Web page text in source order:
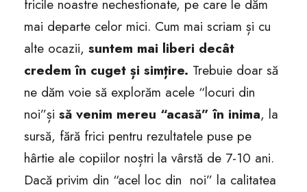
fricile noastre nechestionate, pe care le dăm
mai departe celor mici. Cum mai scriam și cu
alte ocazii, suntem mai liberi decât
credem în cuget și simțire. Trebuie doar să
ne dăm voie să explorăm acele “locuri din
noi”și să venim mereu “acasă” în inima, la
sursă, fără frici pentru rezultatele puse pe
hârtie ale copiilor noștri la vârstă de 7-10 ani.
Dacă privim din “acel loc din noi” la calitatea